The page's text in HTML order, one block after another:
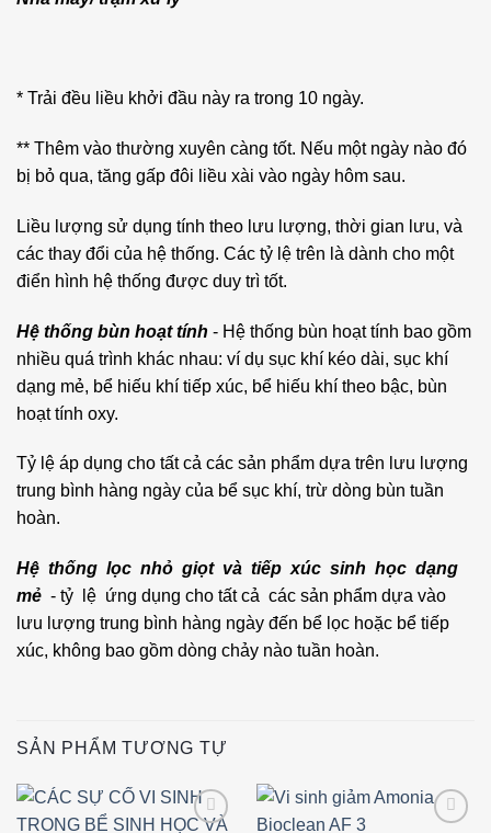
* Trải đều liều khởi đầu này ra trong 10 ngày.
** Thêm vào thường xuyên càng tốt. Nếu một ngày nào đó
bị bỏ qua, tăng gấp đôi liều xài vào ngày hôm sau.
Liều lượng sử dụng tính theo lưu lượng, thời gian lưu, và
các thay đổi của hệ thống. Các tỷ lệ trên là dành cho một
điển hình hệ thống được duy trì tốt.
Hệ thống bùn hoạt tính ‐ Hệ thống bùn hoạt tính bao gồm
nhiều quá trình khác nhau: ví dụ sục khí kéo dài, sục khí
dạng mẻ, bể hiếu khí tiếp xúc, bể hiếu khí theo bậc, bùn
hoạt tính oxy.
Tỷ lệ áp dụng cho tất cả các sản phẩm dựa trên lưu lượng
trung bình hàng ngày của bể sục khí, trừ dòng bùn tuần
hoàn.
Hệ thống lọc nhỏ giọt và tiếp xúc sinh học dạng
mẻ ‐ tỷ lệ ứng dụng cho tất cả các sản phẩm dựa vào
lưu lượng trung bình hàng ngày đến bể lọc hoặc bể tiếp
xúc, không bao gồm dòng chảy nào tuần hoàn.
SẢN PHẨM TƯƠNG TỰ